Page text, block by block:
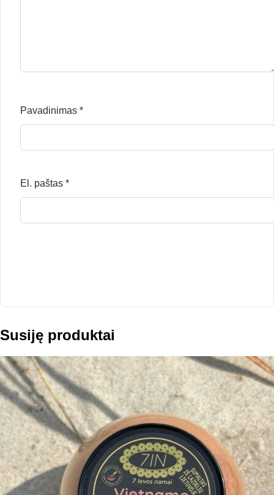
Pavadinimas *
El. paštas *
Susiję produktai